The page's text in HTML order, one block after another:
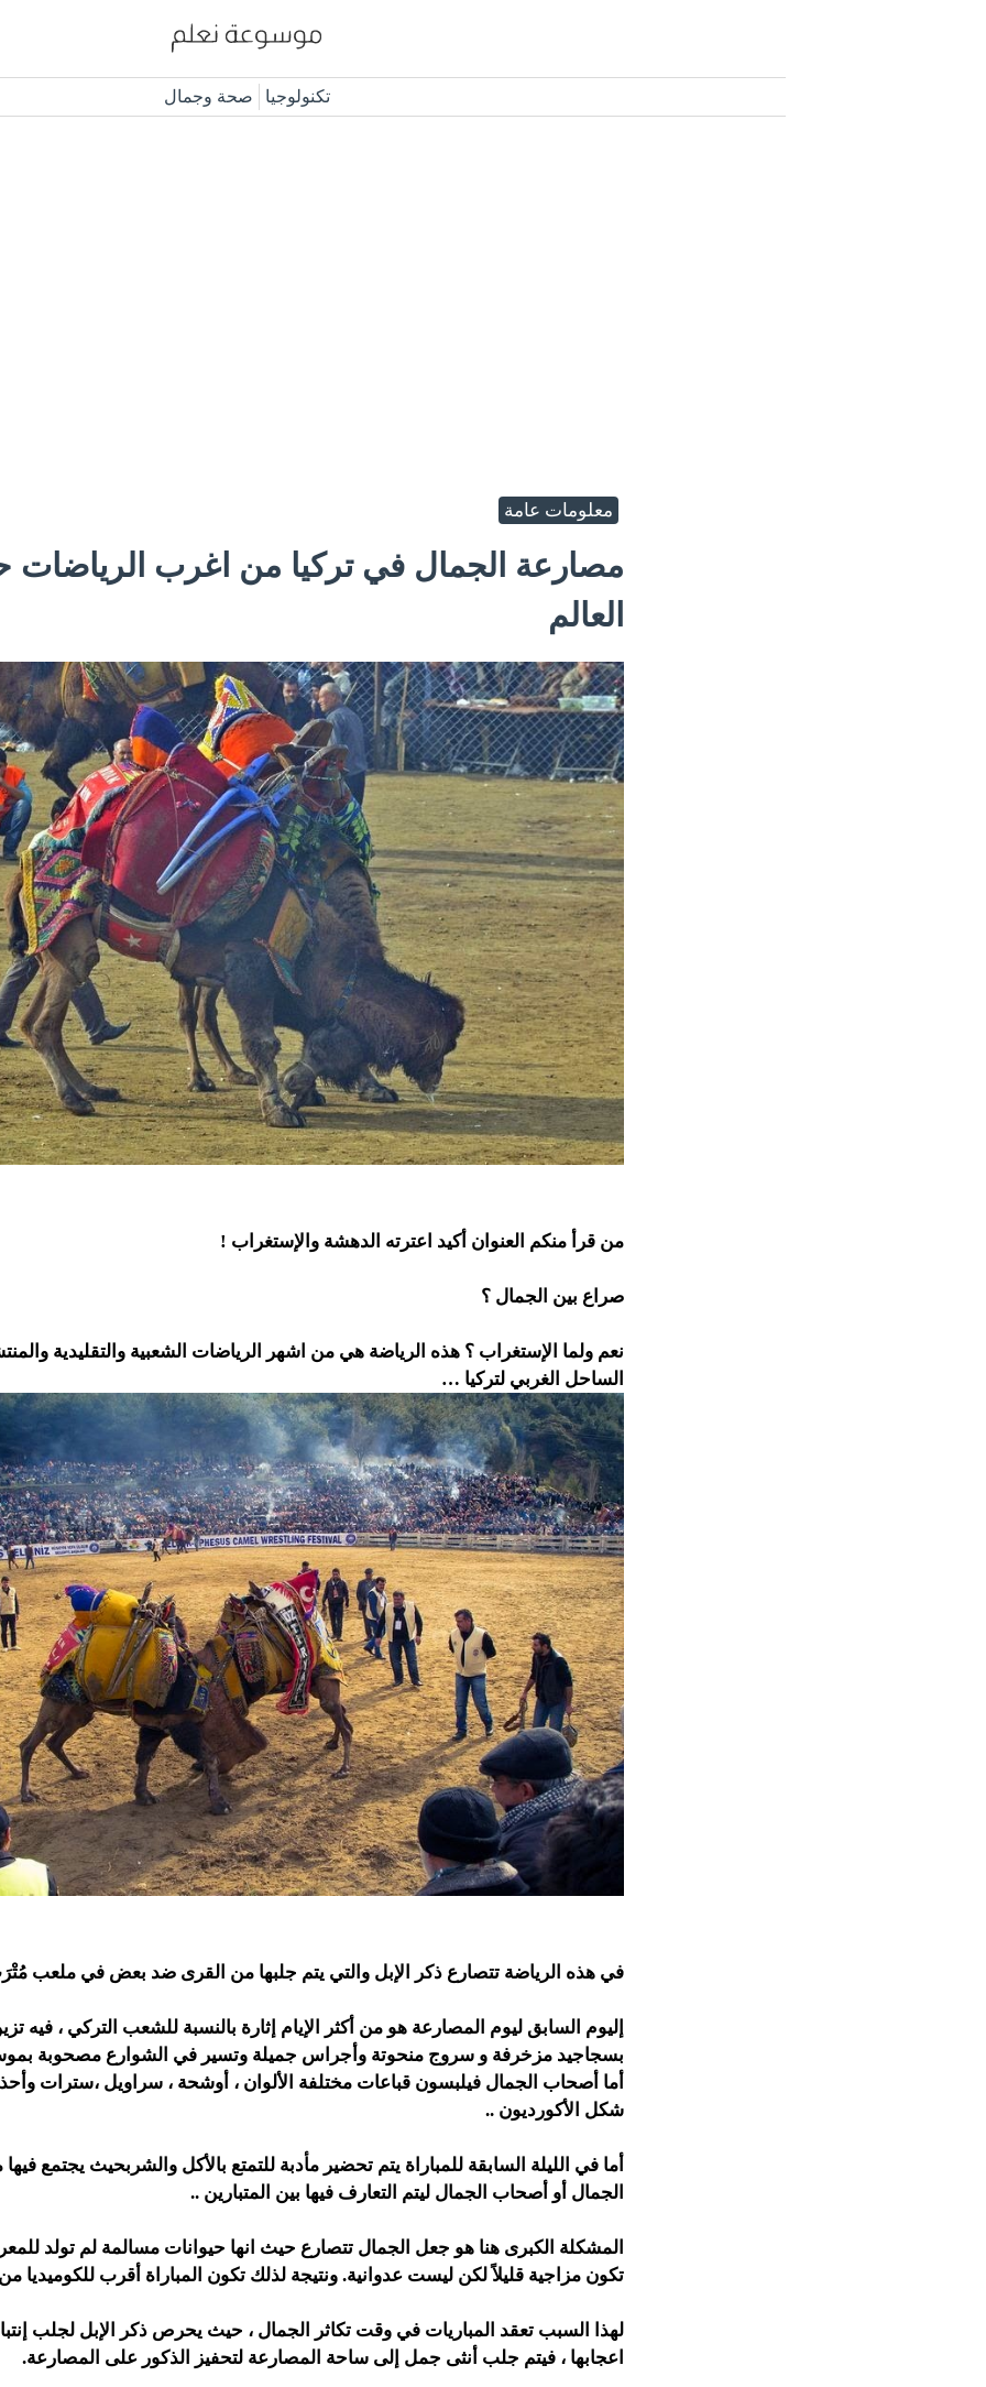
تكنولوجيا صحة وجمال
معلومات عامة
مصارعة الجمال في تركيا من اغرب الرياضات
العالم
من قرأ منكم العنوان أكيد اعترته الدهشة والإستغراب !
صراع بين الجمال ؟
نعم ولما الإستغراب ؟ هذه الرياضة هي من اشهر الرياضات الشعبية والتقليدية
الساحل الغربي لتركيا …
في هذه الرياضة تتصارع ذكر الإبل والتي يتم جلبها من القرى ضد بعض في ملعب
إليوم السابق ليوم المصارعة هو من أكثر الإيام إثارة بالنسبة للشعب التركي ، فيه
بسجاجيد مزخرفة و سروج منحوتة وأجراس جميلة وتسير في الشوارع مصحوبة
أما أصحاب الجمال فيلبسون قباعات مختلفة الألوان ، أوشحة ، سراويل ،سترات
شكل الأكورديون ..
أما في الليلة السابقة للمباراة يتم تحضير مأدبة للتمتع بالأكل والشربحيث يجتمع
الجمال أو أصحاب الجمال ليتم التعارف فيها بين المتبارين ..
المشكلة الكبرى هنا هو جعل الجمال تتصارع حيث انها حيوانات مسالمة لم تولد
تكون مزاجية قليلاً لكن ليست عدوانية. ونتيجة لذلك تكون المباراة أقرب للكوميديا
لهذا السبب تعقد المباريات في وقت تكاثر الجمال ، حيث يحرص ذكر الإبل لجلب
اعجابها ، فيتم جلب أنثى جمل إلى ساحة المصارعة لتحفيز الذكور على المصارعة.